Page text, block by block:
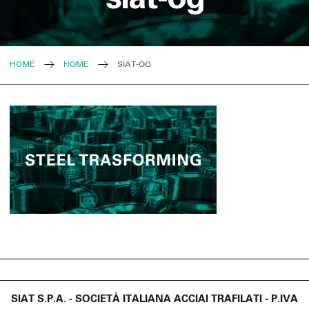
HOME HOME SIAT-OG
SIAT S.P.A. - SOCIETÀ ITALIANA ACCIAI TRAFILATI - P.IVA